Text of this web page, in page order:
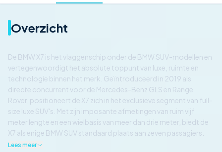
Overzicht
De BMW X7 is het vlaggenschip onder de BMW SUV-modellen en
vertegenwoordigt het absolute toppunt van luxe, ruimte en
technologie binnen het merk. Geïntroduceerd in 2019 als
directe concurrent voor de Mercedes-Benz GLS en Range
Rover, positioneert de X7 zich in het exclusieve segment van full-
size luxe SUV's. Met zijn imposante afmetingen van ruim vijf
meter lengte en een wielbasis van meer dan drie meter, biedt de
X7 als enige BMW SUV standaard plaats aan zeven passagiers.
Lees meer